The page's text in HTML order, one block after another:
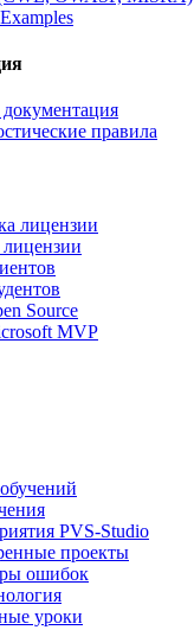
правила
лицензии
Source
MVP
PVS-Studio
проекты
ошибок
уроки